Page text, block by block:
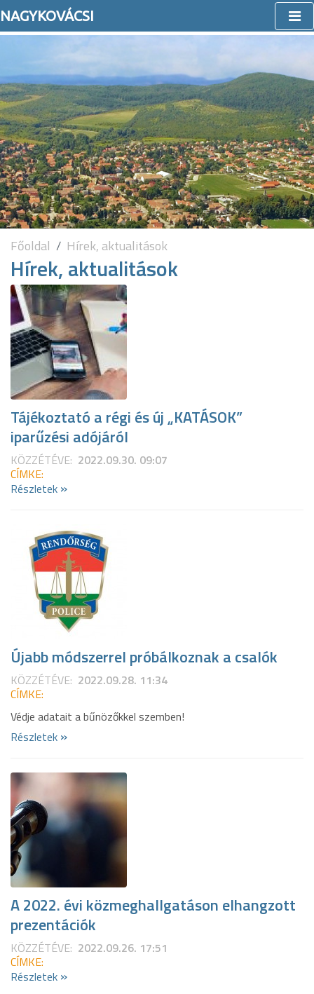
NAGYKOVÁCSI
Főoldal Hírek, aktualitások
Hírek, aktualitások
Tájékoztató a régi és új „KATÁSOK”
iparűzési adójáról
KÖZZÉTÉVE: 2022.09.30. 09:07
CÍMKE:
Részletek »
Újabb módszerrel próbálkoznak a csalók
KÖZZÉTÉVE: 2022.09.28. 11:34
CÍMKE:
Védje adatait a bűnözőkkel szemben!
Részletek »
A 2022. évi közmeghallgatáson elhangzott
prezentációk
KÖZZÉTÉVE: 2022.09.26. 17:51
CÍMKE:
Részletek »